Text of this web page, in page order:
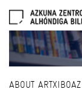
navigation
ABOUT ARTXIBOAZ